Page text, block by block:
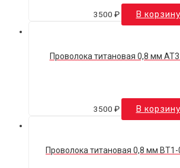
3500 ₽ В корзину
Проволока титановая 0,8 мм
3500 ₽ В корзину
Проволока титановая 0,8 мм